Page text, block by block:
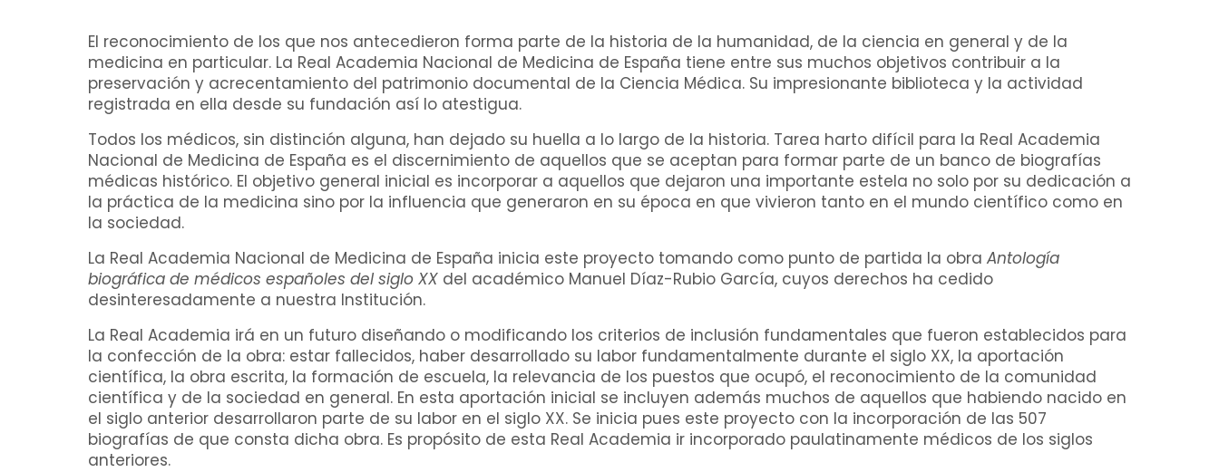
El reconocimiento de los que nos antecedieron forma parte de la historia de la humanidad, de la ciencia en general y de la
medicina en particular. La Real Academia Nacional de Medicina de España tiene entre sus muchos objetivos contribuir a la
preservación y acrecentamiento del patrimonio documental de la Ciencia Médica. Su impresionante biblioteca y la actividad
registrada en ella desde su fundación así lo atestigua.
Todos los médicos, sin distinción alguna, han dejado su huella a lo largo de la historia. Tarea harto difícil para la Real Academia
Nacional de Medicina de España es el discernimiento de aquellos que se aceptan para formar parte de un banco de biografías
médicas histórico. El objetivo general inicial es incorporar a aquellos que dejaron una importante estela no solo por su dedicación a
la práctica de la medicina sino por la influencia que generaron en su época en que vivieron tanto en el mundo científico como en
la sociedad.
La Real Academia Nacional de Medicina de España inicia este proyecto tomando como punto de partida la obra Antología
biográfica de médicos españoles del siglo XX del académico Manuel Díaz-Rubio García, cuyos derechos ha cedido
desinteresadamente a nuestra Institución.
La Real Academia irá en un futuro diseñando o modificando los criterios de inclusión fundamentales que fueron establecidos para
la confección de la obra: estar fallecidos, haber desarrollado su labor fundamentalmente durante el siglo XX, la aportación
científica, la obra escrita, la formación de escuela, la relevancia de los puestos que ocupó, el reconocimiento de la comunidad
científica y de la sociedad en general. En esta aportación inicial se incluyen además muchos de aquellos que habiendo nacido en
el siglo anterior desarrollaron parte de su labor en el siglo XX. Se inicia pues este proyecto con la incorporación de las 507
biografías de que consta dicha obra. Es propósito de esta Real Academia ir incorporado paulatinamente médicos de los siglos
anteriores.